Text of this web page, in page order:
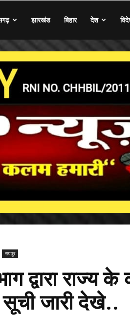
झारखंड बिहार देश
रायपुर
द्वारा राज्य
सूची जारी देखे..